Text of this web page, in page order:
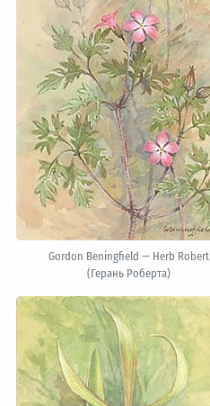
Gordon Beningfield — Herb Robert
(Герань Роберта)